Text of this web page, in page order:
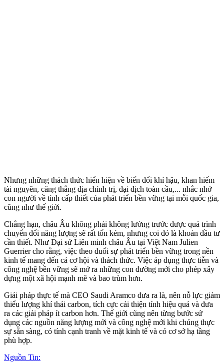
Nhưng những thách thức hiển hiện về biến đổi khí hậu, khan hiếm
tài nguyên, căng thẳng địa chính trị, đại dịch toàn cầu,... nhắc nhở
con người về tính cấp thiết của phát triển bền vững tại mỗi quốc gia,
cũng như thế giới.
Chẳng hạn, châu Âu không phải không lường trước được quá trình
chuyển đổi năng lượng sẽ rất tốn kém, nhưng coi đó là khoản đầu tư
cần thiết. Như Đại sứ Liên minh châu Âu tại Việt Nam Julien
Guerrier cho rằng, việc theo đuổi sự phát triển bền vững trong nền
kinh tế mang đến cả cơ hội và thách thức. Việc áp dụng thực tiễn và
công nghệ bền vững sẽ mở ra những con đường mới cho phép xây
dựng một xã hội mạnh mẽ và bao trùm hơn.
Giải pháp thực tế mà CEO Saudi Aramco đưa ra là, nên nỗ lực giảm
thiểu lượng khí thải carbon, tích cực cải thiện tính hiệu quả và đưa
ra các giải pháp ít carbon hơn. Thế giới cũng nên từng bước sử
dụng các nguồn năng lượng mới và công nghệ mới khi chúng thực
sự sẵn sàng, có tính cạnh tranh về mặt kinh tế và có cơ sở hạ tầng
phù hợp.
Nguồn Tin: